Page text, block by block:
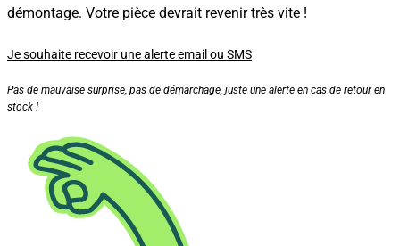
démontage. Votre pièce devrait revenir très vite !
Je souhaite recevoir une alerte email ou SMS
Pas de mauvaise surprise, pas de démarchage, juste une alerte en cas de retour en
stock !